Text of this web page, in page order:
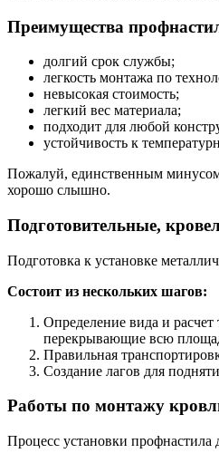
Преимущества
долгий срок службы;
легкость монтажа по
невысокая стоимость;
легкий вес материала;
подходит для любой
устойчивость к
Пожалуй, единственным минусом
хорошо слышно.
Подготовительные,
Подготовка к установке
Состоит из нескольких шагов:
Определение вида и
перекрывающие всю
Правильная
Создание лагов для
Работы по монтажу
Процесс установки профнастила